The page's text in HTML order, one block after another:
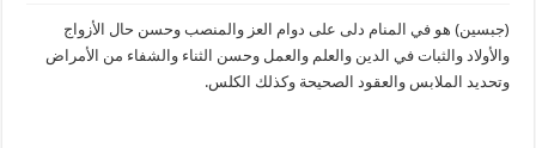
(جبسين) هو في المنام دلى على دوام العز والمنصب وحسن حال الأزواج
والأولاد والثبات في الدين والعلم والعمل وحسن الثناء والشفاء من الأمراض
وتحديد الملابس والعقود الصحيحة وكذلك الكلس.